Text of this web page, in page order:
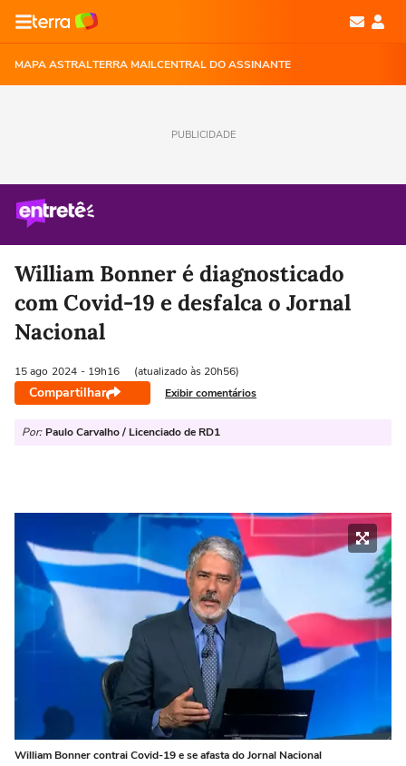
MAPA ASTRALTERRA MAILCENTRAL DO ASSINANTE
PUBLICIDADE
William Bonner é diagnosticado
com Covid-19 e desfalca o Jornal
Nacional
15 ago 2024 - 19h16 (atualizado às 20h56)
Compartilhar Exibir comentários
Por: Paulo Carvalho / Licenciado de RD1
William Bonner contrai Covid-19 e se afasta do Jornal Nacional